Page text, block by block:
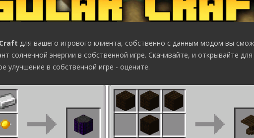
для вашего игрового клиента, собственно с данным модом вы
солнечной энергии в собственной игре. Скачивайте, и открывайте
улучшение в собственной игре - оцените.